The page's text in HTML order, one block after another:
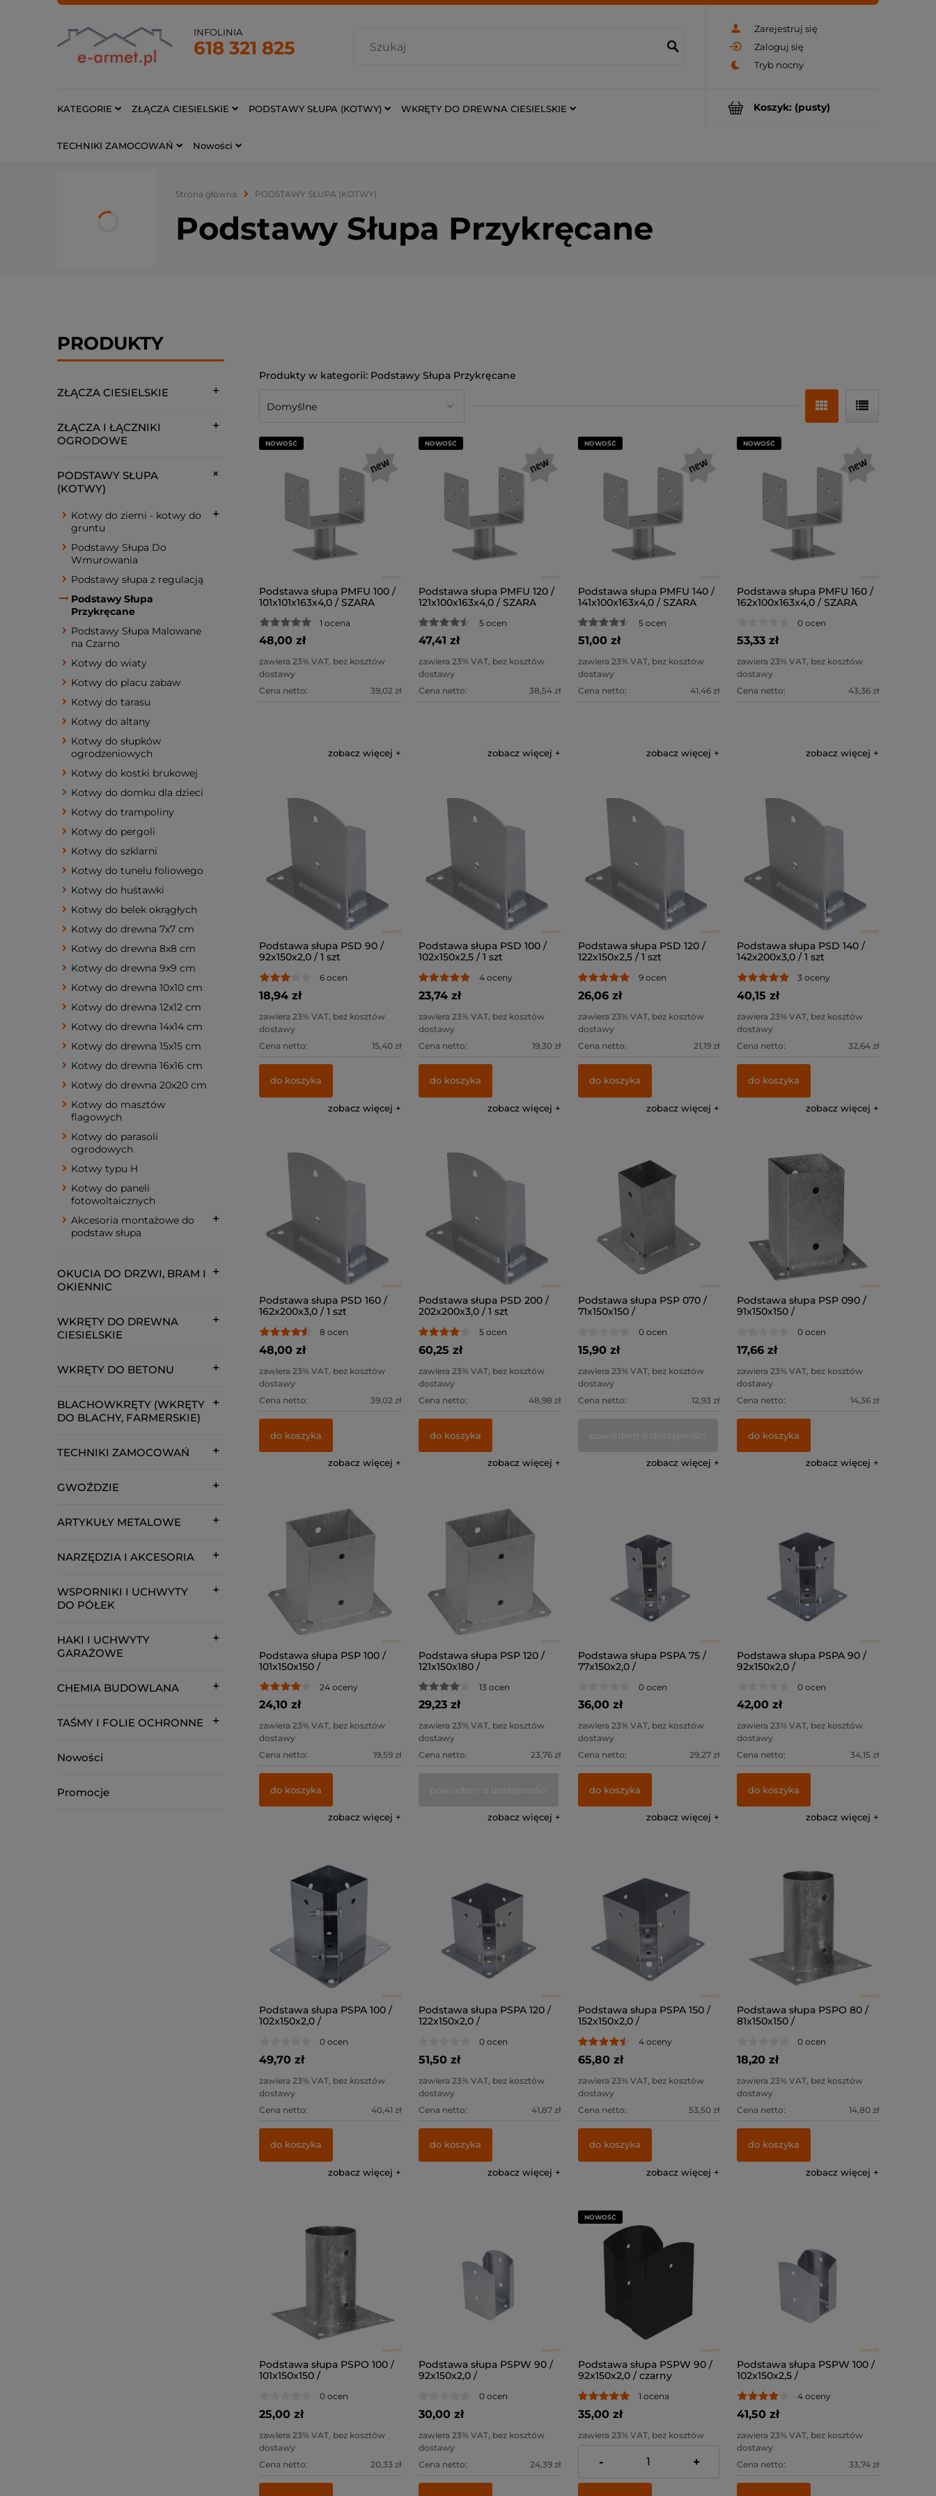
Zarejestruj się
Zaloguj się
INFOLINIA
618 321 825
Koszyk: (pusty)
KATEGORIE ZŁĄCZA CIESIELSKIE PODSTAWY SŁUPA (KOTWY) WKRĘTY DO DREWNA CIESIELSKIE
TECHNIKI ZAMOCOWAŃ Nowości
Strona główna PODSTAWY SŁUPA (KOTWY)
Podstawy Słupa Przykręcane
PRODUKTY
ZŁĄCZA CIESIELSKIE
ZŁĄCZA I ŁĄCZNIKI
OGRODOWE
PODSTAWY SŁUPA
(KOTWY)
Kotwy do ziemi - kotwy do
gruntu
Podstawy Słupa Do
Wmurowania
Podstawy słupa z regulacją
Podstawy Słupa
Przykręcane
Podstawy Słupa Malowane
na Czarno
Kotwy do wiaty
Kotwy do placu zabaw
Kotwy do tarasu
Kotwy do altany
Kotwy do słupków
ogrodzeniowych
Kotwy do kostki brukowej
Kotwy do domku dla dzieci
Kotwy do trampoliny
Kotwy do pergoli
Kotwy do szklarni
Kotwy do tunelu foliowego
Kotwy do huśtawki
Kotwy do belek okrągłych
Kotwy do drewna 7x7 cm
Kotwy do drewna 8x8 cm
Kotwy do drewna 9x9 cm
Kotwy do drewna 10x10 cm
Kotwy do drewna 12x12 cm
Kotwy do drewna 14x14 cm
Kotwy do drewna 15x15 cm
Kotwy do drewna 16x16 cm
Kotwy do drewna 20x20 cm
Kotwy do masztów
flagowych
Kotwy do parasoli
ogrodowych
Kotwy typu H
Kotwy do paneli
fotowoltaicznych
Akcesoria montażowe do
podstaw słupa
OKUCIA DO DRZWI, BRAM I
OKIENNIC
WKRĘTY DO DREWNA
CIESIELSKIE
WKRĘTY DO BETONU
BLACHOWKRĘTY (WKRĘTY
DO BLACHY, FARMERSKIE)
TECHNIKI ZAMOCOWAŃ
GWOŹDZIE
ARTYKUŁY METALOWE
NARZĘDZIA I AKCESORIA
WSPORNIKI I UCHWYTY
DO PÓŁEK
HAKI I UCHWYTY
GARAŻOWE
CHEMIA BUDOWLANA
TAŚMY I FOLIE OCHRONNE
Nowości
Promocje
Podstawy Słupa Przykręcane
Podstawa słupa PMFU 100 /
101x101x163x4,0 / SZARA
1 ocena
48,00 zł
zawiera 23% VAT, bez kosztów
dostawy
Cena netto:
39,02 zł
zobacz więcej
NOWOŚĆ
Podstawa słupa PMFU 120 /
121x100x163x4,0 / SZARA
5 ocen
47,41 zł
zawiera 23% VAT, bez kosztów
dostawy
Cena netto:
38,54 zł
zobacz więcej
NOWOŚĆ
Podstawa słupa PMFU 140 /
141x100x163x4,0 / SZARA
5 ocen
51,00 zł
zawiera 23% VAT, bez kosztów
dostawy
Cena netto:
41,46 zł
zobacz więcej
NOWOŚĆ
Podstawa słupa PMFU 160 /
162x100x163x4,0 / SZARA
0 ocen
53,33 zł
zawiera 23% VAT, bez kosztów
dostawy
Cena netto:
43,36 zł
zobacz więcej
NOWOŚĆ
Podstawa słupa PSD 90 /
92x150x2,0 / 1 szt
6 ocen
18,94 zł
zawiera 23% VAT, bez kosztów
dostawy
Cena netto:
15,40 zł
do koszyka
zobacz więcej
Podstawa słupa PSD 100 /
102x150x2,5 / 1 szt
4 oceny
23,74 zł
zawiera 23% VAT, bez kosztów
dostawy
Cena netto:
19,30 zł
do koszyka
zobacz więcej
Podstawa słupa PSD 120 /
122x150x2,5 / 1 szt
9 ocen
26,06 zł
zawiera 23% VAT, bez kosztów
dostawy
Cena netto:
21,19 zł
do koszyka
zobacz więcej
Podstawa słupa PSD 140 /
142x200x3,0 / 1 szt
3 oceny
40,15 zł
zawiera 23% VAT, bez kosztów
dostawy
Cena netto:
32,64 zł
do koszyka
zobacz więcej
Podstawa słupa PSD 160 /
162x200x3,0 / 1 szt
8 ocen
48,00 zł
zawiera 23% VAT, bez kosztów
dostawy
Cena netto:
39,02 zł
do koszyka
zobacz więcej
Podstawa słupa PSD 200 /
202x200x3,0 / 1 szt
5 ocen
60,25 zł
zawiera 23% VAT, bez kosztów
dostawy
Cena netto:
48,98 zł
do koszyka
zobacz więcej
Podstawa słupa PSP 070 /
71x150x150 /
0 ocen
15,90 zł
zawiera 23% VAT, bez kosztów
dostawy
Cena netto:
12,93 zł
zobacz więcej
Podstawa słupa PSP 090 /
91x150x150 /
0 ocen
17,66 zł
zawiera 23% VAT, bez kosztów
dostawy
Cena netto:
14,36 zł
do koszyka
zobacz więcej
Podstawa słupa PSP 100 /
101x150x150 /
24 oceny
24,10 zł
zawiera 23% VAT, bez kosztów
dostawy
Cena netto:
19,59 zł
do koszyka
zobacz więcej
Podstawa słupa PSP 120 /
121x150x180 /
13 ocen
29,23 zł
zawiera 23% VAT, bez kosztów
dostawy
Cena netto:
23,76 zł
zobacz więcej
Podstawa słupa PSPA 75 /
77x150x2,0 /
0 ocen
36,00 zł
zawiera 23% VAT, bez kosztów
dostawy
Cena netto:
29,27 zł
do koszyka
zobacz więcej
Podstawa słupa PSPA 90 /
92x150x2,0 /
0 ocen
42,00 zł
zawiera 23% VAT, bez kosztów
dostawy
Cena netto:
34,15 zł
do koszyka
zobacz więcej
Podstawa słupa PSPA 100 /
102x150x2,0 /
0 ocen
49,70 zł
zawiera 23% VAT, bez kosztów
dostawy
Cena netto:
40,41 zł
do koszyka
zobacz więcej
Podstawa słupa PSPA 120 /
122x150x2,0 /
0 ocen
51,50 zł
zawiera 23% VAT, bez kosztów
dostawy
Cena netto:
41,87 zł
do koszyka
zobacz więcej
Podstawa słupa PSPA 150 /
152x150x2,0 /
4 oceny
65,80 zł
zawiera 23% VAT, bez kosztów
dostawy
Cena netto:
53,50 zł
do koszyka
zobacz więcej
Podstawa słupa PSPO 80 /
81x150x150 /
0 ocen
18,20 zł
zawiera 23% VAT, bez kosztów
dostawy
Cena netto:
14,80 zł
do koszyka
zobacz więcej
Podstawa słupa PSPO 100 /
101x150x150 /
0 ocen
25,00 zł
zawiera 23% VAT, bez kosztów
dostawy
Cena netto:
20,33 zł
Podstawa słupa PSPW 90 /
92x150x2,0 /
0 ocen
30,00 zł
zawiera 23% VAT, bez kosztów
dostawy
Cena netto:
24,39 zł
Podstawa słupa PSPW 90 /
92x150x2,0 / czarny
1 ocena
35,00 zł
zawiera 23% VAT, bez kosztów
dostawy
Cena netto:
28,46 zł
- +
NOWOŚĆ
Podstawa słupa PSPW 100 /
102x150x2,5 /
4 oceny
41,50 zł
zawiera 23% VAT, bez kosztów
dostawy
Cena netto:
33,74 zł